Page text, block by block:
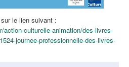
le lien suivant :
action-culturelle-animation/des-livres-
journee-professionnelle-des-livres-